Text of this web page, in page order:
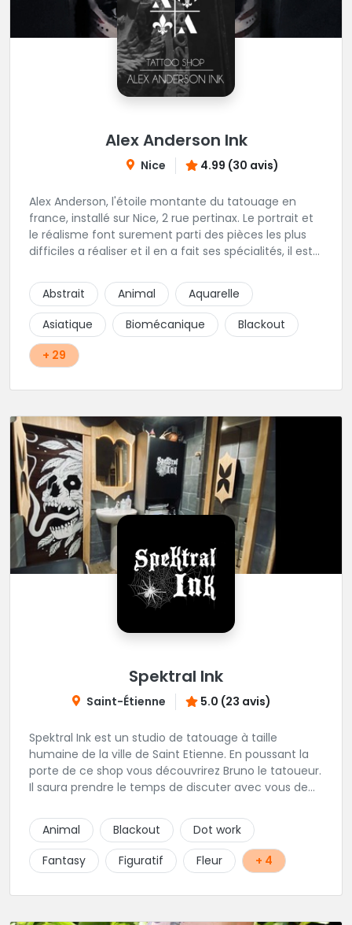
Alex Anderson Ink
Nice 4.99 (30 avis)
Alex Anderson, l'étoile montante du tatouage en
france, installé sur Nice, 2 rue pertinax. Le portrait et
le réalisme font surement parti des pièces les plus
difficiles a réaliser et il en a fait ses spécialités, il est
religieux ou du chicanos. Romain son frère sera vous
combler par sa finesse pour des pièces comme le
mandala, l'ornemental ou la calligraphie pour le
bonheur des futurs tatoués. Il y a aussi Léa, Maureen,
Fat, Tom, Sento, Lily, des artistes hors normes. Il n'y a
qu'à regarder les pièces sélectionnées ici pour
Abstrait Animal
Aquarelle
Asiatique
Biomécanique
Blackout
+ 29
Spektral Ink
Saint-Étienne 5.0 (23 avis)
Spektral Ink est un studio de tatouage à taille
humaine de la ville de Saint Etienne. En poussant la
porte de ce shop vous découvrirez Bruno le tatoueur.
Il saura prendre le temps de discuter avec vous de
un message ou à l'appeler.
Animal Blackout
Dot work
Fantasy
Figuratif Fleur + 4